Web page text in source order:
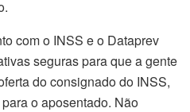
com o INSS e o Dataprev
seguras para que a gente
do consignado do INSS,
o aposentado. Não